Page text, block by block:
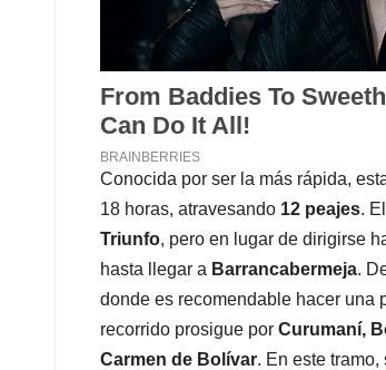
Conocida por ser la más rápida,
18 horas, atravesando 12 peajes.
Triunfo, pero en lugar de dirigirse
hasta llegar a Barrancabermeja.
donde es recomendable hacer una
recorrido prosigue por Curumaní,
Carmen de Bolívar. En este